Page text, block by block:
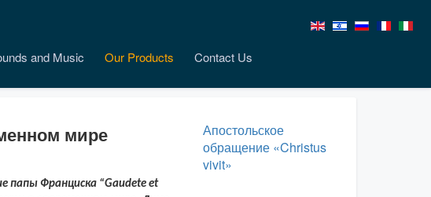
and Music Our Products Contact Us
мире
папы Франциска “Gaudete et
Апостольское
обращение «Christus
vivit»